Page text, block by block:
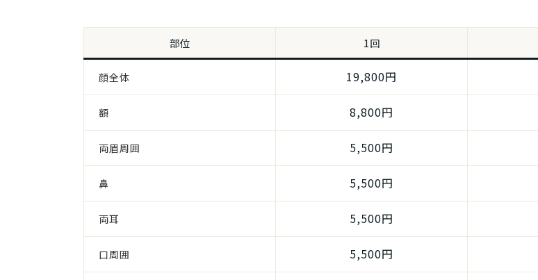
部位 1回
顔全体 19,800円
額 8,800円
両眉周囲 5,500円
鼻 5,500円
両耳 5,500円
口周囲 5,500円